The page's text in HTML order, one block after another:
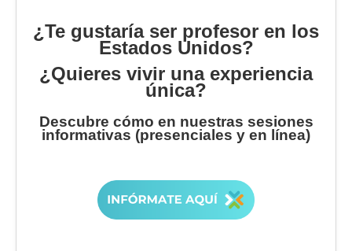
¿Te gustaría ser profesor en los
Estados Unidos?
¿Quieres vivir una experiencia
única?
Descubre cómo en nuestras sesiones
informativas (presenciales y en línea)